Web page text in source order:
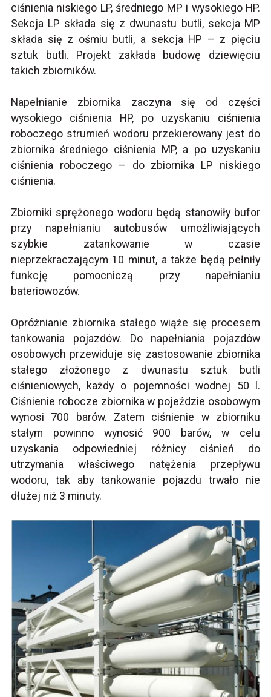
ciśnienia niskiego LP, średniego MP i wysokiego HP.
Sekcja LP składa się z dwunastu butli, sekcja MP
składa się z ośmiu butli, a sekcja HP – z pięciu
sztuk butli. Projekt zakłada budowę dziewięciu
takich zbiorników.
Napełnianie zbiornika zaczyna się od części
wysokiego ciśnienia HP, po uzyskaniu ciśnienia
roboczego strumień wodoru przekierowany jest do
zbiornika średniego ciśnienia MP, a po uzyskaniu
ciśnienia roboczego – do zbiornika LP niskiego
ciśnienia.
Zbiorniki sprężonego wodoru będą stanowiły bufor
przy napełnianiu autobusów umożliwiających
szybkie zatankowanie w czasie
nieprzekraczającym 10 minut, a także będą pełniły
funkcję pomocniczą przy napełnianiu
bateriowozów.
Opróżnianie zbiornika stałego wiąże się procesem
tankowania pojazdów. Do napełniania pojazdów
osobowych przewiduje się zastosowanie zbiornika
stałego złożonego z dwunastu sztuk butli
ciśnieniowych, każdy o pojemności wodnej 50 l.
Ciśnienie robocze zbiornika w pojeździe osobowym
wynosi 700 barów. Zatem ciśnienie w zbiorniku
stałym powinno wynosić 900 barów, w celu
uzyskania odpowiedniej różnicy ciśnień do
utrzymania właściwego natężenia przepływu
wodoru, tak aby tankowanie pojazdu trwało nie
dłużej niż 3 minuty.